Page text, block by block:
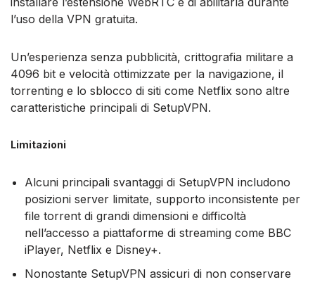
l’uso della VPN gratuita.
Un’esperienza senza pubblicità, crittografia militare a
4096 bit e velocità ottimizzate per la navigazione, il
torrenting e lo sblocco di siti come Netflix sono altre
caratteristiche principali di SetupVPN.
Limitazioni
Alcuni principali svantaggi di SetupVPN includono
posizioni server limitate, supporto inconsistente per
file torrent di grandi dimensioni e difficoltà
nell’accesso a piattaforme di streaming come BBC
iPlayer, Netflix e Disney+.
Nonostante SetupVPN assicuri di non conservare